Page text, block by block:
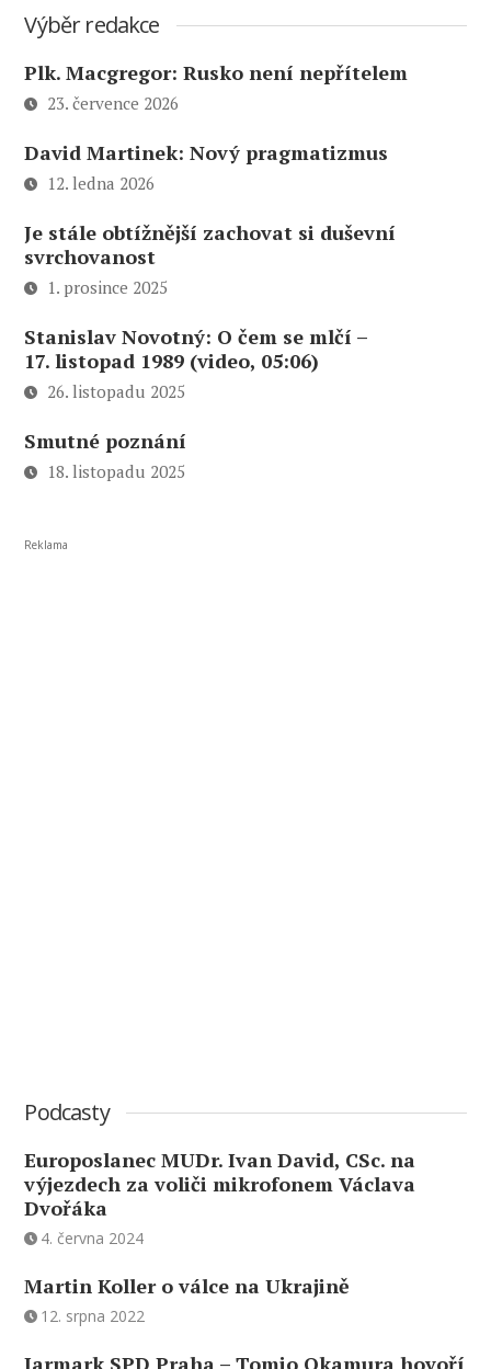
Výběr redakce
Plk. Macgregor: Rusko není nepřítelem
23. července 2026
David Martinek: Nový pragmatizmus
12. ledna 2026
Je stále obtížnější zachovat si duševní
svrchovanost
1. prosince 2025
Stanislav Novotný: O čem se mlčí –
17. listopad 1989 (video, 05:06)
26. listopadu 2025
Smutné poznání
18. listopadu 2025
Reklama
Podcasty
Europoslanec MUDr. Ivan David, CSc. na
výjezdech za voliči mikrofonem Václava
Dvořáka
4. června 2024
Martin Koller o válce na Ukrajině
12. srpna 2022
Jarmark SPD Praha – Tomio Okamura hovoří